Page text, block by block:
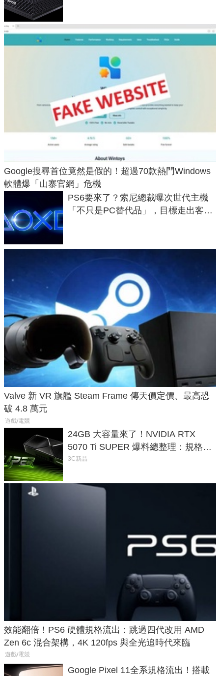
Google搜尋首位竟然是假的！超過70款熱門Windows
軟體爆「山寨官網」危機
PS6要來了？索尼總裁曝次世代主機
「不只是PC替代品」，目標走出客
Valve 新 VR 旗艦 Steam Frame 傳天價定價、最高恐
破 4.8 萬元
遊戲/電競
24GB 大容量來了！NVIDIA RTX
5070 Ti SUPER 爆料總整理：規格、
功耗、上市時間
3C新品
效能翻倍！PS6 硬體規格流出：跳過四代改用 AMD
Zen 6c 混合架構，4K 120fps 與全光追時代來臨
遊戲/電競
Google Pixel 11全系規格流出！搭載